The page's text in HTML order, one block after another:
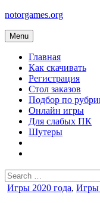
Skip
content
notorgames.org
Menu
Главная
Как скачивать
Регистрация
Стол заказов
Подбор по
Онлайн игры
Для слабых ПК
Шутеры
Search
for:
Posted
Игры 2020 года, Игры